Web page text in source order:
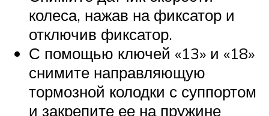
колеса, нажав на фиксатор и
отключив фиксатор.
С помощью ключей «13» и «18»
снимите направляющую
тормозной колодки с суппортом
и закрепите ее на пружине